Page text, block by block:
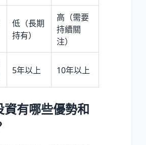
低（長期
持有）
高（需要
持續關
注）
5年以上 10年以上
資有哪些優勢和